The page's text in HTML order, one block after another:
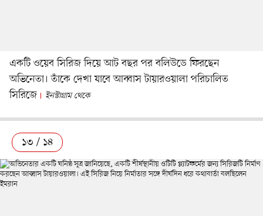
একটি ওয়েব সিরিজ দিয়ে আট বছর পর বলিউডে ফিরছেন
অভিনেতা। তাঁকে দেখা যাবে আব্বাস টায়ারওয়ালা পরিচালিত
সিরিজে
ইনস্টাগ্রাম থেকে
১৩ / ১৪